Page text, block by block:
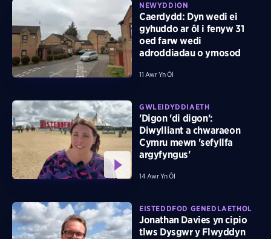
NEWYDDION
Caerdydd: Dyn wedi ei
gyhuddo ar ôl i fenyw 31
oed farw wedi
adroddiadau o ymosod
11 Awr Yn Ôl
GWLEIDYDDIAETH
'Digon 'di digon':
Diwylliant a chwaraeon
Cymru mewn 'sefyllfa
argyfyngus'
14 Awr Yn Ôl
EISTEDDFOD GENEDLAETHOL
Jonathan Davies yn cipio
tlws Dysgwr y Flwyddyn